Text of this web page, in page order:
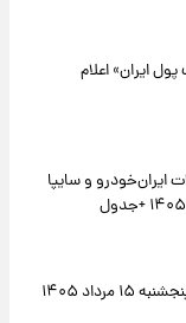
ایران» اعلام
ایران‌خودرو و سایپا
۱۴۰۵